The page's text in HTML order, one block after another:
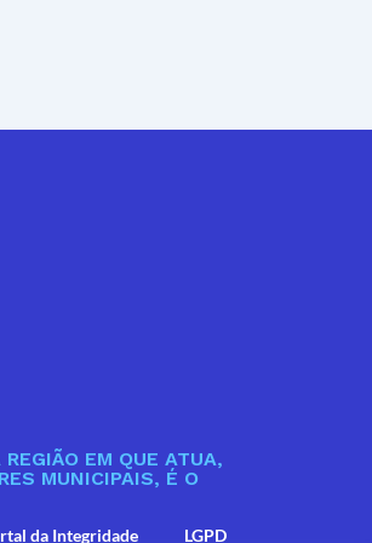
EM QUE ATUA,
MUNICIPAIS, É O
da Integridade LGPD